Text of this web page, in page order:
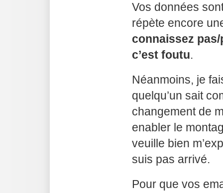
Vos données
répète encore
connaissez
c’est foutu.
Néanmoins, je
quelqu’un sait
changement de
enabler le
veuille bien
suis pas arrivé.
Pour que vos